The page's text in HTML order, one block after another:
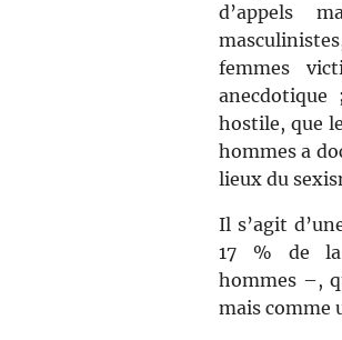
d’appels
femmes
hostile, que
hommes a
lieux du
Il s’agit
17 % de la
hommes –,
mais comme